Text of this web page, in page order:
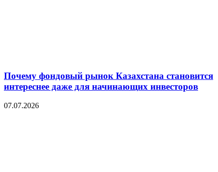
Почему фондовый рынок Казахстана становится
интереснее даже для начинающих инвесторов
07.07.2026